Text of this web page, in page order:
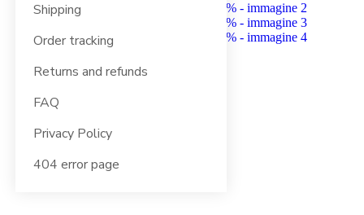
Shipping
Order tracking
Returns and refunds
FAQ
Privacy Policy
404 error page